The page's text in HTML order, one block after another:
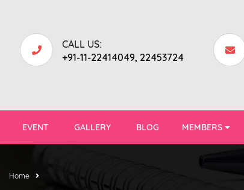
CALL US:
+91-11-22414049, 22453724
EVENT GALLERY BLOG MEMBERS
Home